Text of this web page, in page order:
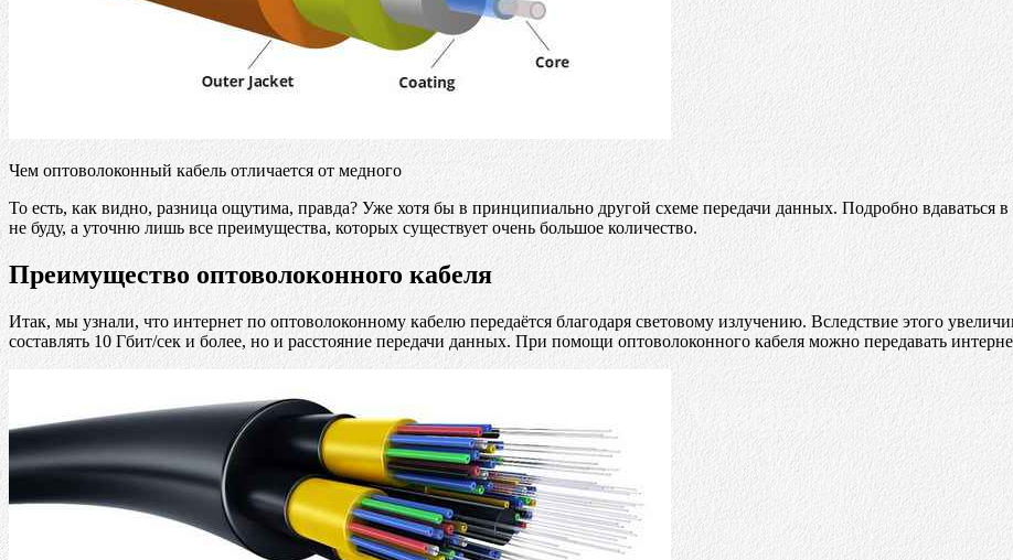
Чем оптоволоконный кабель отличается от медного
То есть, как видно, разница ощутима, правда? Уже хотя бы в принципиально другой схеме передачи данных. Подробно
не буду, а уточню лишь все преимущества, которых существует очень большое количество.
Преимущество оптоволоконного кабеля
Итак, мы узнали, что интернет по оптоволоконному кабелю передаётся благодаря световому излучению. Вследствие этого
составлять 10 Гбит/сек и более, но и расстояние передачи данных. При помощи оптоволоконного кабеля можно передавать